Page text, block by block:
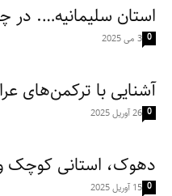
استان سلیمانیه…. در
3 می 2025 0
آشنایی با ترکمن‌‌های
26 آوریل 2025 0
دهوک، استانی کوچک
15 آوریل 2025 0